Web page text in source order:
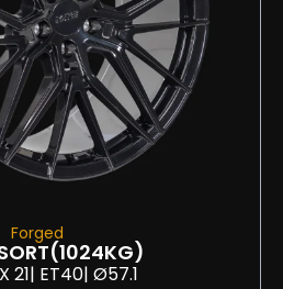
Forged
(1024KG)
X 21| ET40| Ø57.1